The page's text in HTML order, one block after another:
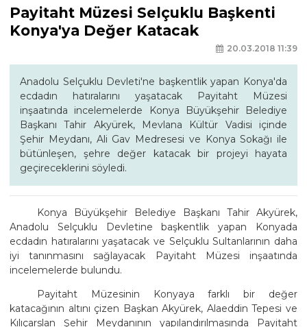
Payitaht Müzesi Selçuklu Başkenti
Konya'ya Değer Katacak
20.03.2018 11:39
Anadolu Selçuklu Devleti'ne başkentlik yapan Konya'da
ecdadın hatıralarını yaşatacak Payitaht Müzesi
inşaatında incelemelerde Konya Büyükşehir Belediye
Başkanı Tahir Akyürek, Mevlana Kültür Vadisi içinde
Şehir Meydanı, Ali Gav Medresesi ve Konya Sokağı ile
bütünleşen, şehre değer katacak bir projeyi hayata
geçireceklerini söyledi.
Konya Büyükşehir Belediye Başkanı Tahir Akyürek,
Anadolu Selçuklu Devletine başkentlik yapan Konyada
ecdadın hatıralarını yaşatacak ve Selçuklu Sultanlarının daha
iyi tanınmasını sağlayacak Payitaht Müzesi inşaatında
incelemelerde bulundu.
Payitaht Müzesinin Konyaya farklı bir değer
katacağının altını çizen Başkan Akyürek, Alaeddin Tepesi ve
Kılıçarslan Şehir Meydanının yapılandırılmasında Payitaht